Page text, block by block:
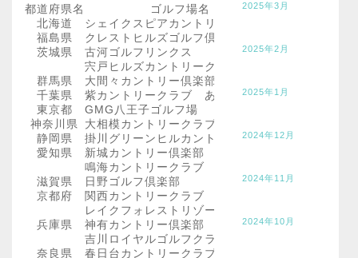
都道府県名
ゴルフ場名
北海道
シェイクスピアカントリークラブ
福島県
クレストヒルズゴルフ倶楽部
茨城県
古河ゴルフリンクス
宍戸ヒルズカントリークラブ
群馬県
大間々カントリー倶楽部
千葉県
紫カントリークラブ あやめコース
東京都
GMG八王子ゴルフ場
神奈川県
大相模カントリークラブ
静岡県
掛川グリーンヒルカントリークラブ
愛知県
新城カントリー倶楽部
鳴海カントリークラブ
滋賀県
日野ゴルフ倶楽部
京都府
関西カントリークラブ
レイクフォレストリゾート
兵庫県
神有カントリー倶楽部
吉川ロイヤルゴルフクラブ
奈良県
春日台カントリークラブ
2025年3月
2025年2月
2025年1月
2024年12月
2024年11月
2024年10月